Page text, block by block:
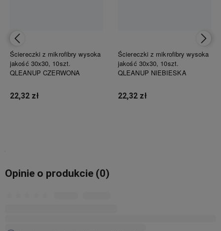
Ściereczki z mikrofibry wysoka
jakość 30x30, 10szt.
QLEANUP CZERWONA
22,32 zł
Ściereczki z mikrofibry wysoka
jakość 30x30, 10szt.
QLEANUP NIEBIESKA
22,32 zł
Opinie o produkcie (0)